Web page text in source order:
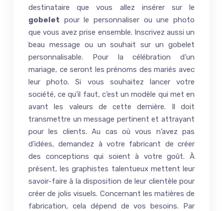
destinataire que vous allez insérer sur le
gobelet pour le personnaliser ou une photo
que vous avez prise ensemble. Inscrivez aussi un
beau message ou un souhait sur un gobelet
personnalisable. Pour la célébration d’un
mariage, ce seront les prénoms des mariés avec
leur photo. Si vous souhaitez lancer votre
société, ce qu’il faut, c’est un modèle qui met en
avant les valeurs de cette dernière. Il doit
transmettre un message pertinent et attrayant
pour les clients. Au cas où vous n’avez pas
d’idées, demandez à votre fabricant de créer
des conceptions qui soient à votre goût. À
présent, les graphistes talentueux mettent leur
savoir-faire à la disposition de leur clientèle pour
créer de jolis visuels. Concernant les matières de
fabrication, cela dépend de vos besoins. Par